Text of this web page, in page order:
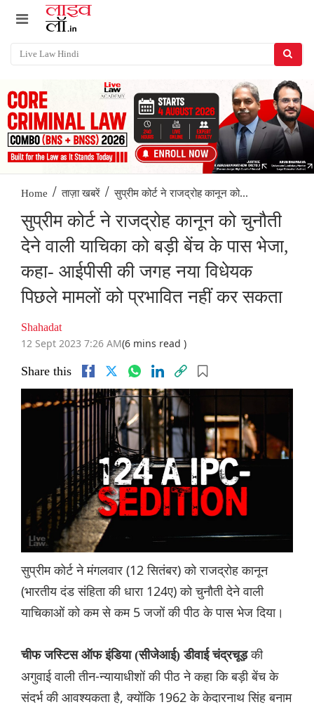
Home / ताज़ा खबरें / सुप्रीम कोर्ट ने राजद्रोह कानून को...
सुप्रीम कोर्ट ने राजद्रोह कानून को चुनौती
देने वाली याचिका को बड़ी बेंच के पास भेजा,
कहा- आईपीसी की जगह नया विधेयक
पिछले मामलों को प्रभावित नहीं कर सकता
Shahadat
12 Sept 2023 7:26 AM(6 mins read )
Share this
सुप्रीम कोर्ट ने मंगलवार (12 सितंबर) को राजद्रोह कानून
(भारतीय दंड संहिता की धारा 124ए) को चुनौती देने वाली
याचिकाओं को कम से कम 5 जजों की पीठ के पास भेज दिया।
चीफ जस्टिस ऑफ इंडिया (सीजेआई) डीवाई चंद्रचूड़की
अगुवाई वाली तीन-न्यायाधीशों की पीठ ने कहा कि बड़ी बेंच के
संदर्भ की आवश्यकता है, क्योंकि 1962 के केदारनाथ सिंह बनाम